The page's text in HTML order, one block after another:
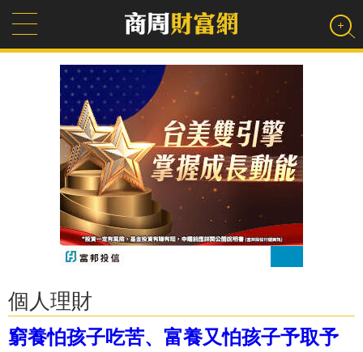
個人理財
窮養怕孩子吃苦、富養又怕孩子予取予